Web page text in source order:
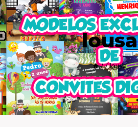
lousa
/ / lousa